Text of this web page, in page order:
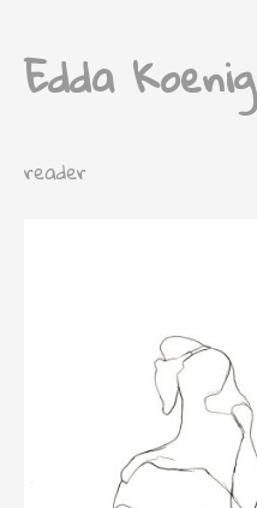
Edda Koenig
reader